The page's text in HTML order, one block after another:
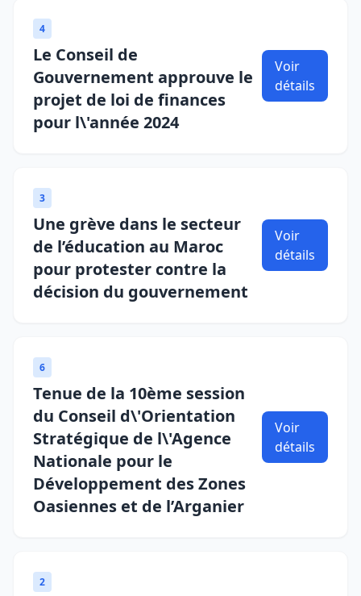
4
Le Conseil de
Gouvernement approuve le
projet de loi de finances
pour l\'année 2024
Voir
détails
3
Une grève dans le secteur
de l’éducation au Maroc
pour protester contre la
décision du gouvernement
Voir
détails
6
Tenue de la 10ème session
du Conseil d\'Orientation
Stratégique de l\'Agence
Nationale pour le
Développement des Zones
Oasiennes et de l’Arganier
Voir
détails
2